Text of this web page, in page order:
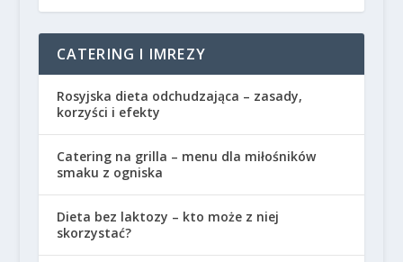
CATERING I IMREZY
Rosyjska dieta odchudzająca – zasady,
korzyści i efekty
Catering na grilla – menu dla miłośników
smaku z ogniska
Dieta bez laktozy – kto może z niej
skorzystać?